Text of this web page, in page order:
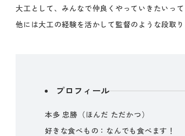
大工として、みんなで仲良くやっていきたいっ
他には大工の経験を活かして監督のような段取
プロフィール
本多 忠勝（ほんだ ただかつ）
好きな食べもの：なんでも食べます！